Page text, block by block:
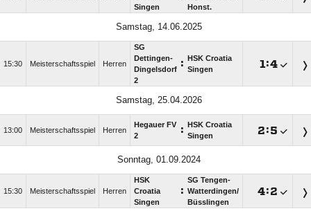
Singen
Honst.
Samstag, 14.06.2025
15:30 Meisterschaftsspiel Herren
SG
Dettingen-
Dingelsdorf
2
:
HSK Croatia
Singen
:
Samstag, 25.04.2026
13:00 Meisterschaftsspiel Herren
Hegauer FV
2
:
HSK Croatia
Singen
:
Sonntag, 01.09.2024
15:30 Meisterschaftsspiel Herren
HSK
Croatia
Singen
:
SG Tengen-
Watterdingen/​
Büsslingen
: